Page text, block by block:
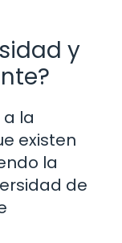
y
la
existen
la
de